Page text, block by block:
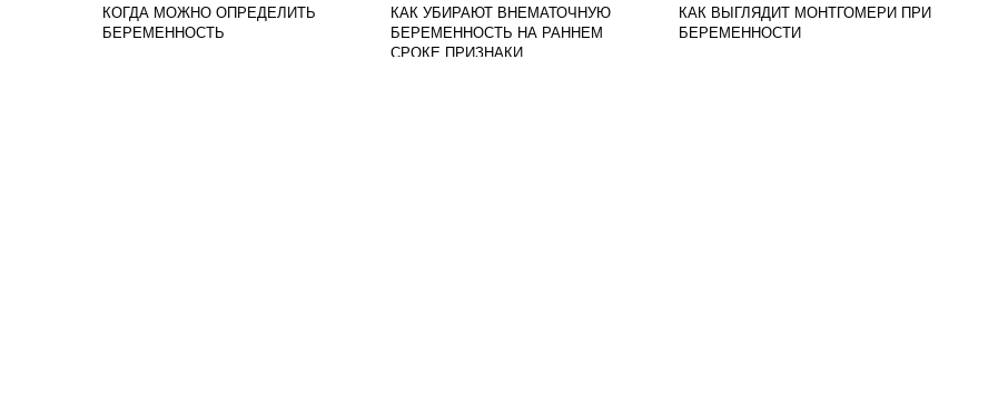
КОГДА МОЖНО ОПРЕДЕЛИТЬ
БЕРЕМЕННОСТЬ
КАК УБИРАЮТ ВНЕМАТОЧНУЮ
БЕРЕМЕННОСТЬ НА РАННЕМ
СРОКЕ ПРИЗНАКИ
КАК ВЫГЛЯДИТ МОНТГОМЕРИ ПРИ
БЕРЕМЕННОСТИ